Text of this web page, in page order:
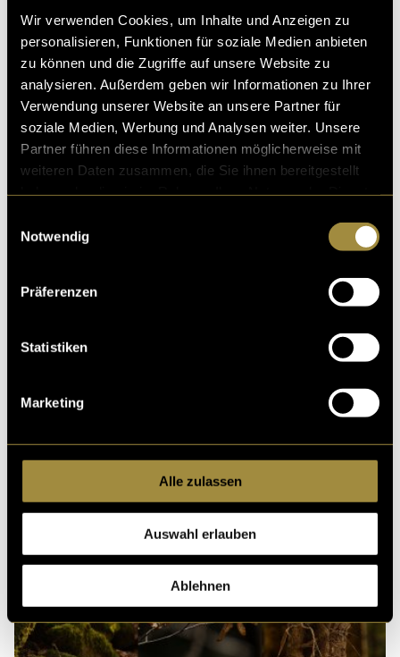
Wir verwenden Cookies, um Inhalte und Anzeigen zu
personalisieren, Funktionen für soziale Medien anbieten
zu können und die Zugriffe auf unsere Website zu
analysieren. Außerdem geben wir Informationen zu Ihrer
Verwendung unserer Website an unsere Partner für
soziale Medien, Werbung und Analysen weiter. Unsere
Partner führen diese Informationen möglicherweise mit
weiteren Daten zusammen, die Sie ihnen bereitgestellt
Notwendig
Präferenzen
Statistiken
Marketing
Alle zulassen
Auswahl erlauben
Ablehnen